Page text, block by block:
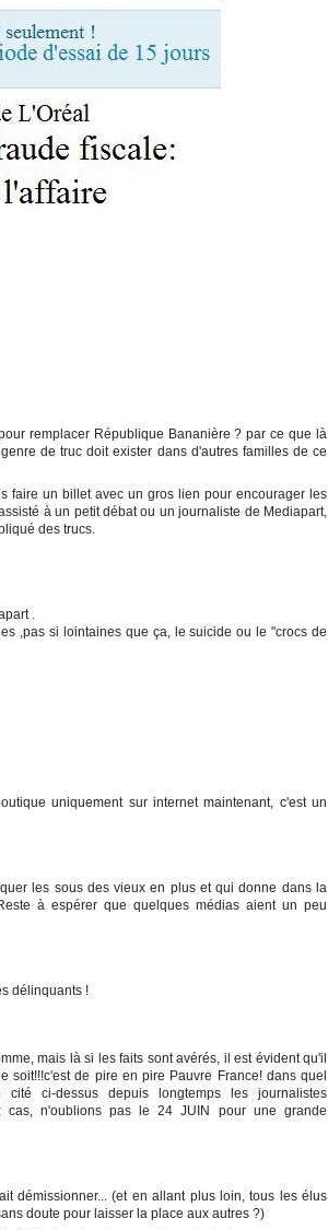
remplacer République Bananière ? par ce que là
de truc doit exister dans d'autres familles de ce
faire un billet avec un gros lien pour encourager les
à un petit débat ou un journaliste de Mediapart,
des trucs.
.
,pas si lointaines que ça, le suicide ou le "crocs de
uniquement sur internet maintenant, c'est un
les sous des vieux en plus et qui donne dans la
à espérer que quelques médias aient un peu
délinquants !
mais là si les faits sont avérés, il est évident qu'il
de pire en pire Pauvre France! dans quel
ci-dessus depuis longtemps les journalistes
n'oublions pas le 24 JUIN pour une grande
démissionner... (et en allant plus loin, tous les élus
doute pour laisser la place aux autres ?)